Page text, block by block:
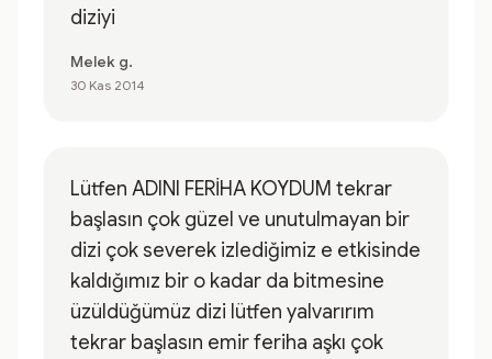
diziyi
Melek g.
30 Kas 2014
Lütfen ADINI FERİHA KOYDUM tekrar
başlasın çok güzel ve unutulmayan bir
dizi çok severek izlediğimiz e etkisinde
kaldığımız bir o kadar da bitmesine
üzüldüğümüz dizi lütfen yalvarırım
tekrar başlasın emir feriha aşkı çok